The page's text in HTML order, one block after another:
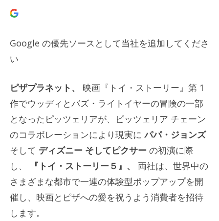
Google の優先ソースとして当社を追加してくださ
い
ピザプラネット、
映画『トイ・ストーリー』第 1
作でウッディとバズ・ライトイヤーの冒険の一部
となったピッツェリアが、ピッツェリア チェーン
のコラボレーションにより現実にパパ・ジョンズ
そして ディズニー そしてピクサー の初演に際
し、
『トイ・ストーリー５』、 両社は、世界中の
さまざまな都市で一連の体験型ポップアップを開
催し、映画とピザへの愛を祝うよう消費者を招待
します。